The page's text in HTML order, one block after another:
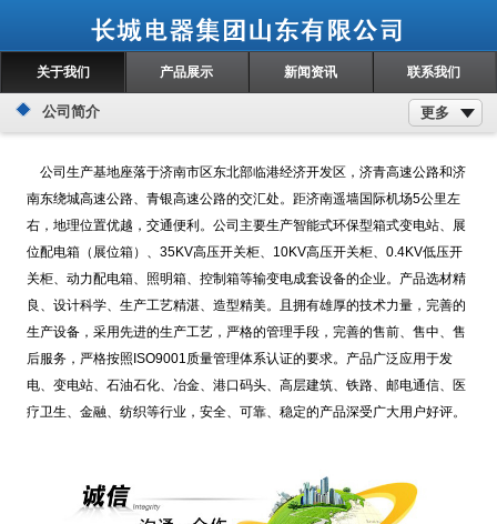
关于我们 产品展示 新闻资讯 联系我们
公司简介 更多
公司生产基地座落于济南市区东北部临港经济开发区，济青高速公路和济
南东绕城高速公路、青银高速公路的交汇处。距济南遥墙国际机场5公里左
右，地理位置优越，交通便利。公司主要生产智能式环保型箱式变电站、展
位配电箱（展位箱）、35KV高压开关柜、10KV高压开关柜、0.4KV低压开
关柜、动力配电箱、照明箱、控制箱等输变电成套设备的企业。产品选材精
良、设计科学、生产工艺精湛、造型精美。且拥有雄厚的技术力量，完善的
生产设备，采用先进的生产工艺，严格的管理手段，完善的售前、售中、售
后服务，严格按照ISO9001质量管理体系认证的要求。产品广泛应用于发
电、变电站、石油石化、冶金、港口码头、高层建筑、铁路、邮电通信、医
疗卫生、金融、纺织等行业，安全、可靠、稳定的产品深受广大用户好评。